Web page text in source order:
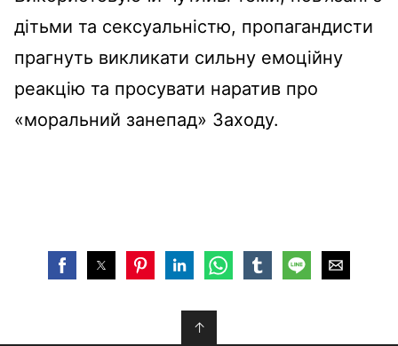
дітьми та сексуальністю, пропагандисти
прагнуть викликати сильну емоційну
реакцію та просувати наратив про
«моральний занепад» Заходу.
↑